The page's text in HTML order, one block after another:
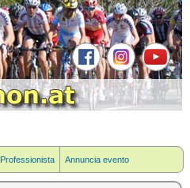
Professionista Annuncia evento